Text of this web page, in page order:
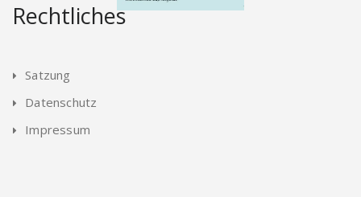
Rechtliches
Satzung
Datenschutz
Impressum